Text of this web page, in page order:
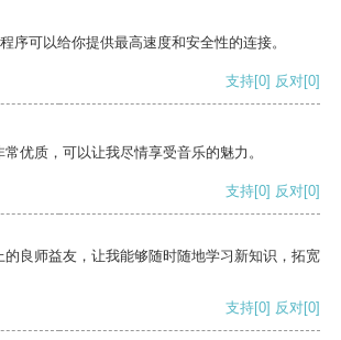
序可以给你提供最高速度和安全性的连接。
支持[0] 反对[0]
优质，可以让我尽情享受音乐的魅力。
支持[0] 反对[0]
的良师益友，让我能够随时随地学习新知识，拓宽
支持[0] 反对[0]